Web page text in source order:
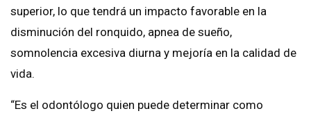
superior, lo que tendrá un impacto favorable en la
disminución del ronquido, apnea de sueño,
somnolencia excesiva diurna y mejoría en la calidad de
vida.
“Es el odontólogo quien puede determinar como